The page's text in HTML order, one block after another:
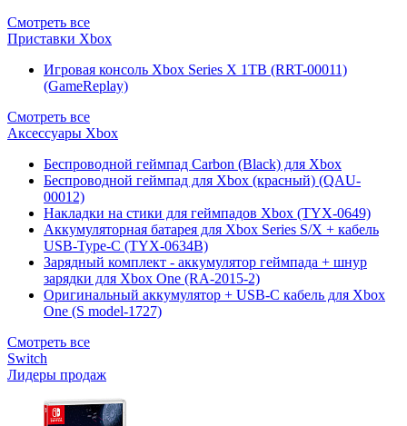
Смотреть все
Приставки Xbox
Игровая консоль Xbox Series X 1TB (RRT-00011)
(GameReplay)
Смотреть все
Аксессуары Xbox
Беспроводной геймпад Carbon (Black) для Xbox
Беспроводной геймпад для Xbox (красный) (QAU-
00012)
Накладки на стики для геймпадов Xbox (TYX-0649)
Аккумуляторная батарея для Xbox Series S/X + кабель
USB-Type-C (TYX-0634B)
Зарядный комплект - аккумулятор геймпада + шнур
зарядки для Xbox One (RA-2015-2)
Оригинальный аккумулятор + USB-C кабель для Xbox
One (S model-1727)
Смотреть все
Switch
Лидеры продаж